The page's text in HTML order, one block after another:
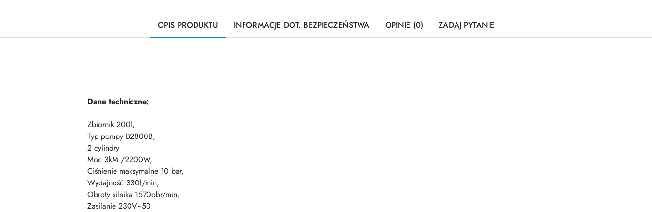
OPIS PRODUKTU INFORMACJE DOT. BEZPIECZEŃSTWA OPINIE (0) ZADAJ PYTANIE
Dane techniczne:
Zbiornik 200l,
Typ pompy B2800B,
2 cylindry
Moc 3kM /2200W,
Ciśnienie maksymalne 10 bar,
Wydajność 330l/min,
Obroty silnika 1570obr/min,
Zasilanie 230V~50